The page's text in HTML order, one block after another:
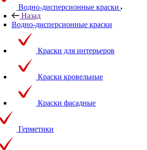
Водно-дисперсионные краски
Назад
Водно-дисперсионные краски
Краски для интерьеров
Краски кровельные
Краски фасадные
Герметики